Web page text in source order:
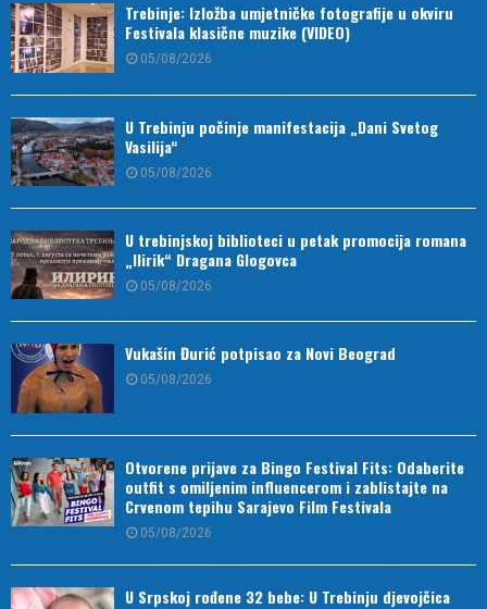
Trebinje: Izložba umjetničke fotografije u okviru
Festivala klasične muzike (VIDEO)
05/08/2026
U Trebinju počinje manifestacija „Dani Svetog
Vasilija“
05/08/2026
U trebinjskoj biblioteci u petak promocija romana
„Ilirik“ Dragana Glogovca
05/08/2026
Vukašin Đurić potpisao za Novi Beograd
05/08/2026
Otvorene prijave za Bingo Festival Fits: Odaberite
outfit s omiljenim influencerom i zablistajte na
Crvenom tepihu Sarajevo Film Festivala
05/08/2026
U Srpskoj rođene 32 bebe: U Trebinju djevojčica